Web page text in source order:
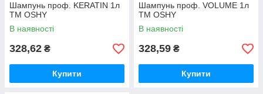
Шампунь проф. KERATIN 1л
ТМ OSHY
В наявності
328,62 ₴
Купити
Шампунь проф. VOLUME 1л
ТМ OSHY
В наявності
328,59 ₴
Купити